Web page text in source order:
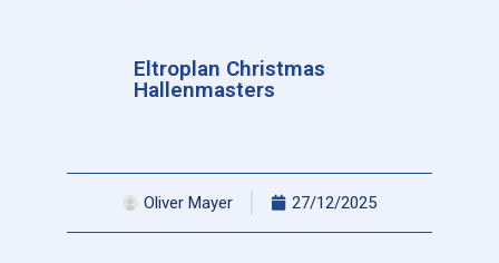
Eltroplan Christmas
Hallenmasters
Oliver Mayer 27/12/2025